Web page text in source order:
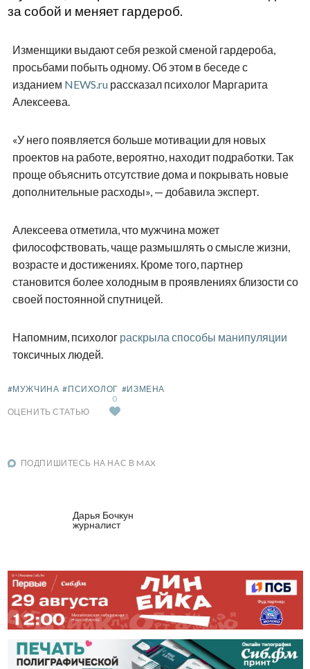
за собой и меняет гардероб.
Изменщики выдают себя резкой сменой гардероба,
просьбами побыть одному. Об этом в беседе с
изданием NEWS.ruрассказал психолог Маргарита
Алексеева.
«У него появляется больше мотивации для новых
проектов на работе, вероятно, находит подработки. Так
проще объяснить отсутствие дома и покрывать новые
дополнительные расходы», — добавила эксперт.
Алексеева отметила, что мужчина может
философствовать, чаще размышлять о смысле жизни,
возрасте и достижениях. Кроме того, партнер
становится более холодным в проявлениях близости со
своей постоянной спутницей.
Напомним, психолог раскрыла способы манипуляции
токсичных людей.
#МУЖЧИНА #ПСИХОЛОГ #ИЗМЕНА
ОЦЕНИТЬ СТАТЬЮ
0
ПОДПИШИТЕСЬ НА НАС В MAX
Дарья Бочкун
журналист